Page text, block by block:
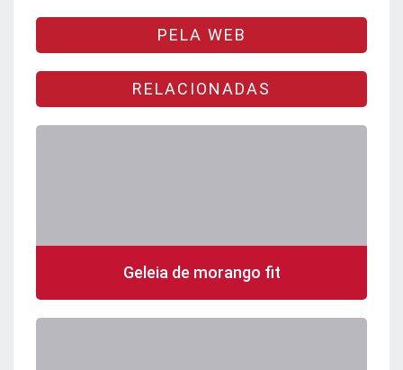
PELA WEB
RELACIONADAS
Geleia de morango fit